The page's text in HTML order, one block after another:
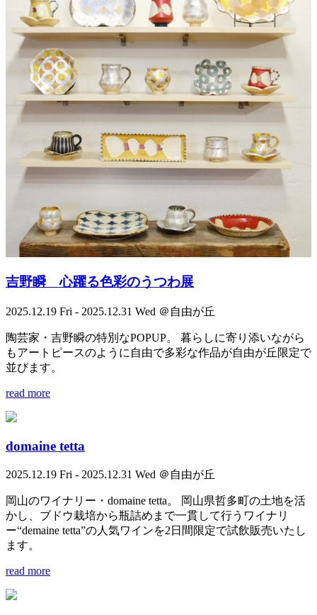
吉野瞬 心躍る色彩のうつわ展
2025.12.19 Fri - 2025.12.31 Wed ＠自由が丘
陶芸家・吉野瞬の特別なPOPUP。 暮らしに寄り添いながら
もアートピースのように自由で多彩な作品が自由が丘限定で
並びます。
read more
domaine tetta
2025.12.19 Fri - 2025.12.31 Wed ＠自由が丘
岡山のワイナリー・domaine tetta。 岡山県哲多町の土地を活
かし、ブドウ栽培から瓶詰めまで一貫して行うワイナリ
ー“demaine tetta”の人気ワインを2日間限定で試飲販売いたし
ます。
read more